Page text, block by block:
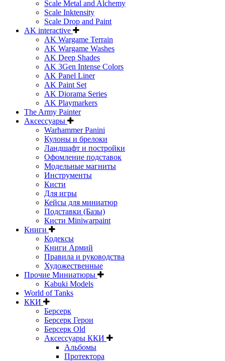
Scale Metal and Alchemy
Scale Inktensity
Scale Drop and Paint
AK interactive
AK Wargame Terrain
AK Wargame Washes
AK Deep Shades
AK 3Gen Intense Colors
AK Panel Liner
AK Paint Set
AK Diorama Series
AK Playmarkers
The Army Painter
Аксессуары
Warhammer Panini
Кулоны и брелоки
Ландшафт и постройки
Офомление подставок
Модельные магниты
Инструменты
Кисти
Для игры
Кейсы для миниатюр
Подставки (Базы)
Кисти Miniwarpaint
Книги
Кодексы
Книги Армий
Правила и руководства
Художественные
Прочие Миниатюры
Kabuki Models
World of Tanks
ККИ
Берсерк
Берсерк Герои
Берсерк Old
Аксессуары ККИ
Альбомы
Протектора